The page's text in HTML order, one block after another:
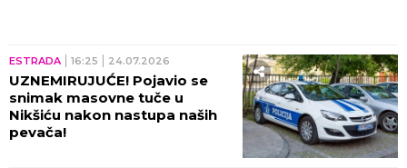
ESTRADA 16:25 24.07.2026
UZNEMIRUJUĆE! Pojavio se
snimak masovne tuče u
Nikšiću nakon nastupa naših
pevača!